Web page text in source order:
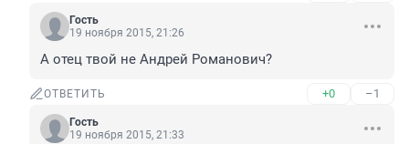
Гость
19 ноября 2015, 21:26
А отец твой не Андрей Романович?
ОТВЕТИТЬ +0 –1
Гость
19 ноября 2015, 21:33